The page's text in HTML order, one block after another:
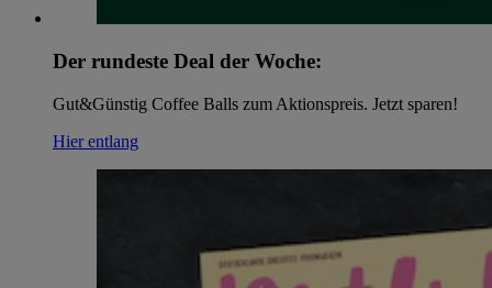
Der rundeste Deal der Woche:
Gut&Günstig Coffee Balls zum Aktionspreis. Jetzt sparen!
Hier entlang